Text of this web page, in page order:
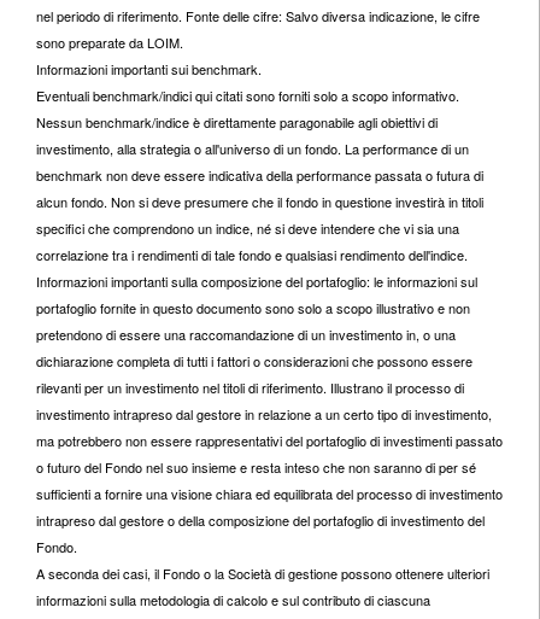
nel periodo di riferimento. Fonte delle cifre: Salvo diversa indicazione, le cifre
sono preparate da LOIM.
Informazioni importanti sui benchmark.
Eventuali benchmark/indici qui citati sono forniti solo a scopo informativo.
Nessun benchmark/indice è direttamente paragonabile agli obiettivi di
investimento, alla strategia o all'universo di un fondo. La performance di un
benchmark non deve essere indicativa della performance passata o futura di
alcun fondo. Non si deve presumere che il fondo in questione investirà in titoli
specifici che comprendono un indice, né si deve intendere che vi sia una
correlazione tra i rendimenti di tale fondo e qualsiasi rendimento dell'indice.
Informazioni importanti sulla composizione del portafoglio: le informazioni sul
portafoglio fornite in questo documento sono solo a scopo illustrativo e non
pretendono di essere una raccomandazione di un investimento in, o una
dichiarazione completa di tutti i fattori o considerazioni che possono essere
rilevanti per un investimento nel titoli di riferimento. Illustrano il processo di
investimento intrapreso dal gestore in relazione a un certo tipo di investimento,
ma potrebbero non essere rappresentativi del portafoglio di investimenti passato
o futuro del Fondo nel suo insieme e resta inteso che non saranno di per sé
sufficienti a fornire una visione chiara ed equilibrata del processo di investimento
intrapreso dal gestore o della composizione del portafoglio di investimento del
Fondo.
A seconda dei casi, il Fondo o la Società di gestione possono ottenere ulteriori
informazioni sulla metodologia di calcolo e sul contributo di ciascuna